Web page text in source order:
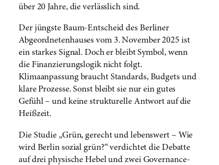
über 20 Jahre, die verlässlich sind.
Der jüngste Baum-Entscheid des Berliner
Abgeordnetenhauses vom 3. November 2025 ist
ein starkes Signal. Doch er bleibt Symbol, wenn
die Finanzierungslogik nicht folgt.
Klimaanpassung braucht Standards, Budgets und
klare Prozesse. Sonst bleibt sie nur ein gutes
Gefühl – und keine strukturelle Antwort auf die
Heißzeit.
Die Studie „Grün, gerecht und lebenswert – Wie
wird Berlin sozial grün?“ verdichtet die Debatte
auf drei physische Hebel und zwei Governance-